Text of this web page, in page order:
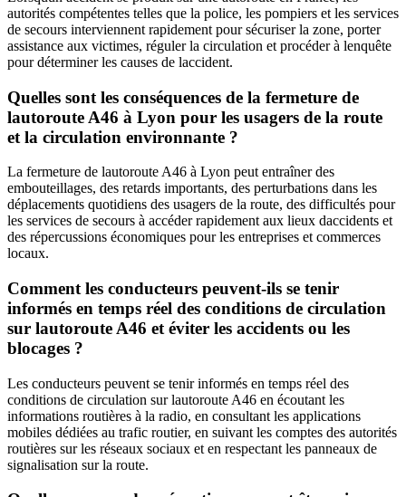
autorités compétentes telles que la police, les pompiers et les services
de secours interviennent rapidement pour sécuriser la zone, porter
assistance aux victimes, réguler la circulation et procéder à lenquête
pour déterminer les causes de laccident.
Quelles sont les conséquences de la fermeture de
lautoroute A46 à Lyon pour les usagers de la route
et la circulation environnante ?
La fermeture de lautoroute A46 à Lyon peut entraîner des
embouteillages, des retards importants, des perturbations dans les
déplacements quotidiens des usagers de la route, des difficultés pour
les services de secours à accéder rapidement aux lieux daccidents et
des répercussions économiques pour les entreprises et commerces
locaux.
Comment les conducteurs peuvent-ils se tenir
informés en temps réel des conditions de circulation
sur lautoroute A46 et éviter les accidents ou les
blocages ?
Les conducteurs peuvent se tenir informés en temps réel des
conditions de circulation sur lautoroute A46 en écoutant les
informations routières à la radio, en consultant les applications
mobiles dédiées au trafic routier, en suivant les comptes des autorités
routières sur les réseaux sociaux et en respectant les panneaux de
signalisation sur la route.